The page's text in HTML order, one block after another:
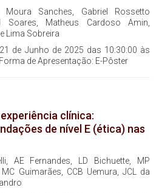
Moura Sanches, Gabriel Rossetto
Soares, Matheus Cardoso Amin,
Lima Sobreira
de Junho de 2025 das 10:30:00 às
de Apresentação: E-Pôster
clínica:
de nível E (ética) nas
AE Fernandes, LD Bichuette, MP
MC Guimarães, CCB Uemura, JCL da